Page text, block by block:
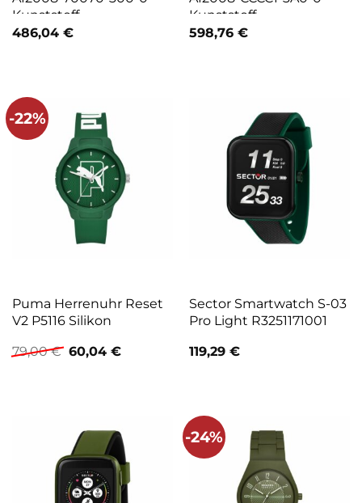
Kunststoff
486,04 €
Kunststoff
598,76 €
-22%
Puma Herrenuhr Reset
V2 P5116 Silikon
79,00€ Ursprünglicher
Preis
60,04 €Aktueller
Sector Smartwatch S-03
Pro Light R3251171001
119,29 €
-24%